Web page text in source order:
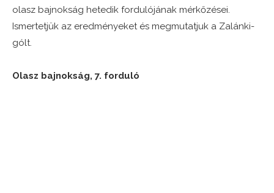
olasz bajnokság hetedik fordulójának mérkőzései.
Ismertetjük az eredményeket és megmutatjuk a Zalánki-
gólt.
Olasz bajnokság, 7. forduló